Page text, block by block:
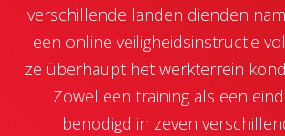
verschillende landen dienden
een online veiligheidsinstructie
ze überhaupt het werkterrein
Zowel een training als een
benodigd in zeven